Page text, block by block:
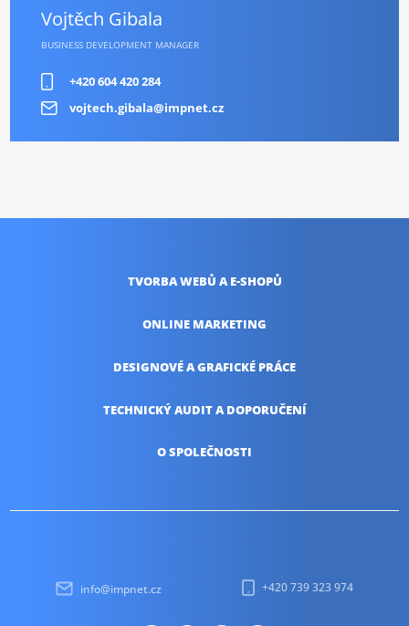
Vojtěch Gibala
BUSINESS DEVELOPMENT MANAGER
+420 604 420 284
vojtech.gibala@impnet.cz
TVORBA WEBŮ A E-SHOPŮ
ONLINE MARKETING
DESIGNOVÉ AGRAFICKÉ PRÁCE
TECHNICKÝ AUDITA DOPORUČENÍ
O SPOLEČNOSTI
info@impnet.cz +420 739 323 974